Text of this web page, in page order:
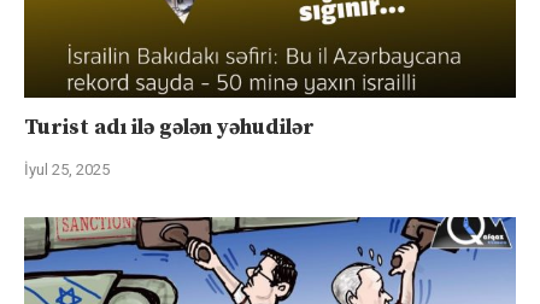
Turist adı ilə gələn yəhudilər
İyul 25, 2025